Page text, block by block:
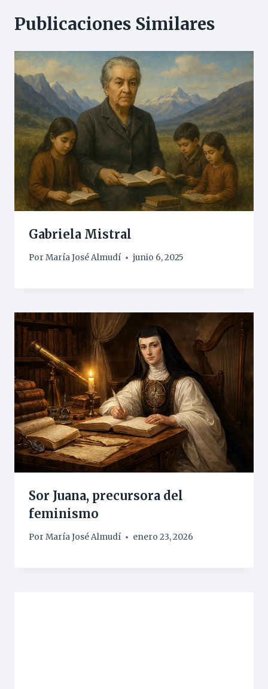
Publicaciones Similares
Gabriela Mistral
Por María José Almudí junio 6, 2025
Sor Juana, precursora del
feminismo
Por María José Almudí enero 23, 2026